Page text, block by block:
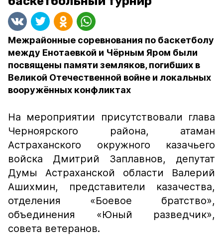
Межрайонные соревнования по баскетболу
между Енотаевкой и Чёрным Яром были
посвящены памяти земляков, погибших в
Великой Отечественной войне и локальных
вооружённых конфликтах
На мероприятии присутствовали глава
Черноярского района, атаман
Астраханского окружного казачьего
войска Дмитрий Заплавнов, депутат
Думы Астраханской области Валерий
Ашихмин, представители казачества,
отделения «Боевое братство»,
объединения «Юный разведчик»,
совета ветеранов.